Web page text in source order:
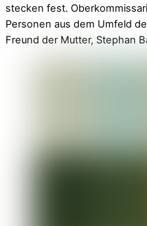
stecken fest.
Personen aus dem Umfeld
Freund der Mutter, Stephan